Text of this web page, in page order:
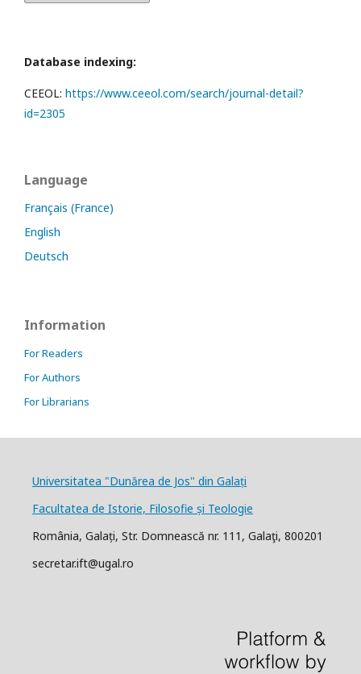
Database indexing:
CEEOL: https://www.ceeol.com/search/journal-detail?
id=2305
Language
Français (France)
English
Deutsch
Information
For Readers
For Authors
For Librarians
Universitatea "Dunărea de Jos" din Galați
Facultatea de Istorie, Filosofie și Teologie
România, Galați, Str. Domnească nr. 111, Galaţi, 800201
secretar.ift@ugal.ro